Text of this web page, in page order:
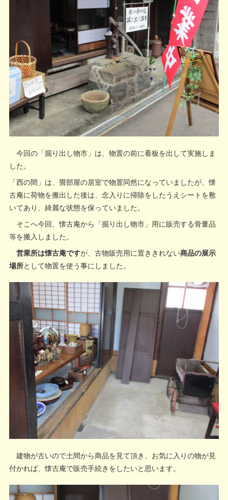
今回の「掘り出し物市」は、物置の前に看板を出して実施しま
した。
「西の間」は、畳部屋の居室で物置同然になっていましたが、懐
古庵に荷物を搬出した後は、念入りに掃除をしたうえシートを敷
いてあり、綺麗な状態を保っていました。
そこへ今回、懐古庵から「掘り出し物市」用に販売する骨董品
等を搬入しました。
営業所は懐古庵ですが、古物販売用に置ききれない商品の展示
場所として物置を使う事にしました。
建物が古いので土間から商品を見て頂き、お気に入りの物が見
付かれば、懐古庵で販売手続きをしたいと思います。